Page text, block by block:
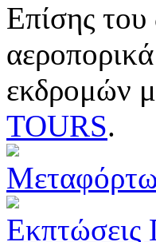
Επίσης του
εκδρομών
TOURS.
Εκπτώσεις